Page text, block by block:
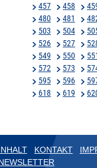
457
458
480
481
503
504
526
527
549
550
572
573
595
596
618
619
KONTAKT